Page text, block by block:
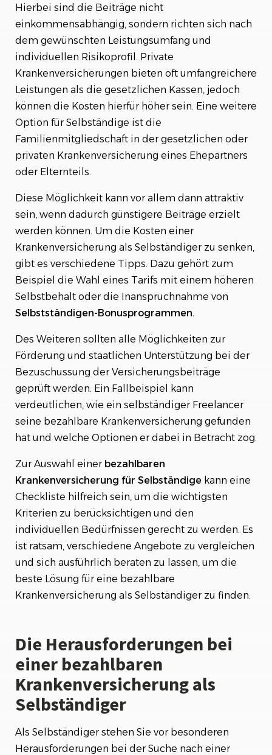
Hierbei sind die Beiträge nicht
einkommensabhängig, sondern richten sich nach
dem gewünschten Leistungsumfang und
individuellen Risikoprofil. Private
Krankenversicherungen bieten oft umfangreichere
Leistungen als die gesetzlichen Kassen, jedoch
können die Kosten hierfür höher sein. Eine weitere
Option für Selbständige ist die
Familienmitgliedschaft in der gesetzlichen oder
privaten Krankenversicherung eines Ehepartners
oder Elternteils.
Diese Möglichkeit kann vor allem dann attraktiv
sein, wenn dadurch günstigere Beiträge erzielt
werden können. Um die Kosten einer
Krankenversicherung als Selbständiger zu senken,
gibt es verschiedene Tipps. Dazu gehört zum
Beispiel die Wahl eines Tarifs mit einem höheren
Selbstbehalt oder die Inanspruchnahme von
Selbstständigen-Bonusprogrammen.
Des Weiteren sollten alle Möglichkeiten zur
Förderung und staatlichen Unterstützung bei der
Bezuschussung der Versicherungsbeiträge
geprüft werden. Ein Fallbeispiel kann
verdeutlichen, wie ein selbständiger Freelancer
seine bezahlbare Krankenversicherung gefunden
hat und welche Optionen er dabei in Betracht zog.
Zur Auswahl einer bezahlbaren
Krankenversicherung für Selbständige kann eine
Checkliste hilfreich sein, um die wichtigsten
Kriterien zu berücksichtigen und den
individuellen Bedürfnissen gerecht zu werden. Es
ist ratsam, verschiedene Angebote zu vergleichen
und sich ausführlich beraten zu lassen, um die
beste Lösung für eine bezahlbare
Krankenversicherung als Selbständiger zu finden.
Die Herausforderungen bei
einer bezahlbaren
Krankenversicherung als
Selbständiger
Als Selbständiger stehen Sie vor besonderen
Herausforderungen bei der Suche nach einer